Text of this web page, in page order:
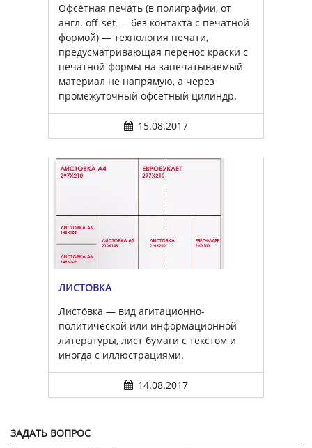
Офсе́тная печа́ть (в полиграфии, от
англ. off-set — без контакта с печатной
формой) — технология печати,
предусматривающая перенос краски с
печатной формы на запечатываемый
материал не напрямую, а через
промежуточный офсетный цилиндр.
15.08.2017
ЛИСТО́ВКА
Листо́вка — вид агитационно-
политической или информационной
литературы, лист бумаги с текстом и
иногда с иллюстрациями.
14.08.2017
ЗАДАТЬ ВОПРОС